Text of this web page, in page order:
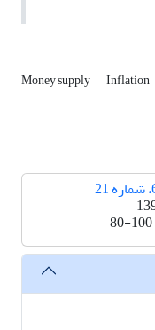
Money supply Inflation
80-100